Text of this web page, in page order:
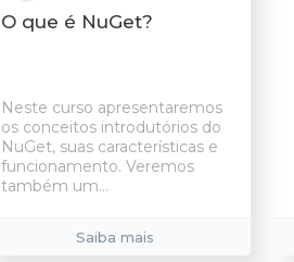
O que é NuGet?
Neste curso apresentaremos
os conceitos introdutórios do
NuGet, suas características e
funcionamento. Veremos
também um...
Saiba mais